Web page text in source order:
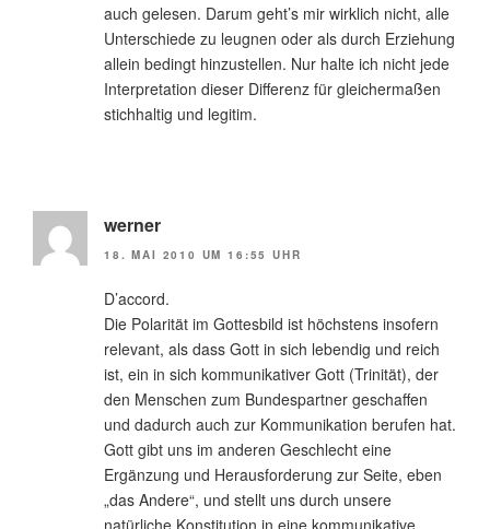
auch gelesen. Darum geht’s mir wirklich nicht, alle
Unterschiede zu leugnen oder als durch Erziehung
allein bedingt hinzustellen. Nur halte ich nicht jede
Interpretation dieser Differenz für gleichermaßen
stichhaltig und legitim.
werner
18. MAI 2010 UM 16:55 UHR
D’accord.
Die Polarität im Gottesbild ist höchstens insofern
relevant, als dass Gott in sich lebendig und reich
ist, ein in sich kommunikativer Gott (Trinität), der
den Menschen zum Bundespartner geschaffen
und dadurch auch zur Kommunikation berufen hat.
Gott gibt uns im anderen Geschlecht eine
Ergänzung und Herausforderung zur Seite, eben
„das Andere“, und stellt uns durch unsere